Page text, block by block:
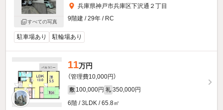
すべての写真
兵庫県神戸市兵庫区下沢通２丁目
9階建 / 29年 / RC
駐車場あり 駐輪場あり
11万円
（管理費10,000円）
敷 100,000円 礼 350,000円
6階 / 3LDK / 65.8㎡